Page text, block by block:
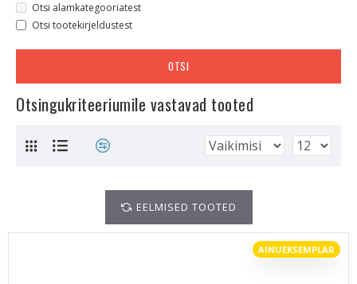
Otsi alamkategooriatest
Otsi tootekirjeldustest
OTSI
Otsingukriteeriumile vastavad tooted
EELMISED TOOTED
AINUEKSEMPLAR